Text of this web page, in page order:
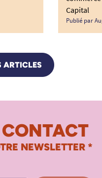
Capital
Publié par
ARTICLES
CONTACT
NEWSLETTER *